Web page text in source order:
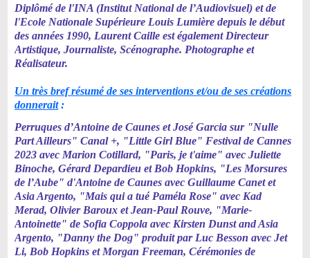
Diplômé de l'INA (Institut National de l’Audiovisuel) et de
l'Ecole Nationale Supérieure Louis Lumière depuis le début
des années 1990, Laurent Caille est également Directeur
Artistique, Journaliste, Scénographe. Photographe et
Réalisateur.
Un très bref résumé de ses interventions et/ou de ses créations
donnerait:
Perruques d’Antoine de Caunes et José Garcia sur "Nulle
Part Ailleurs" Canal +, "Little Girl Blue" Festival de Cannes
2023 avec Marion Cotillard, "Paris, je t'aime" avec Juliette
Binoche, Gérard Depardieu et Bob Hopkins, "Les Morsures
de l’Aube" d'Antoine de Caunes avec Guillaume Canet et
Asia Argento, "Mais qui a tué Paméla Rose" avec Kad
Merad, Olivier Baroux et Jean-Paul Rouve, "Marie-
Antoinette" de Sofia Coppola avec Kirsten Dunst and Asia
Argento, "Danny the Dog" produit par Luc Besson avec Jet
Li, Bob Hopkins et Morgan Freeman, Cérémonies de